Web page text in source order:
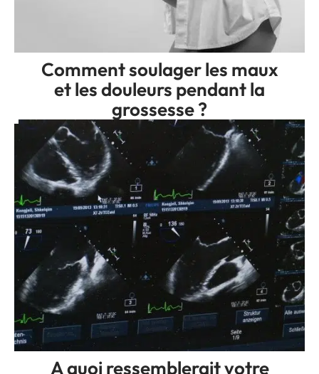
Comment soulager les maux
et les douleurs pendant la
grossesse ?
A quoi ressemblerait votre